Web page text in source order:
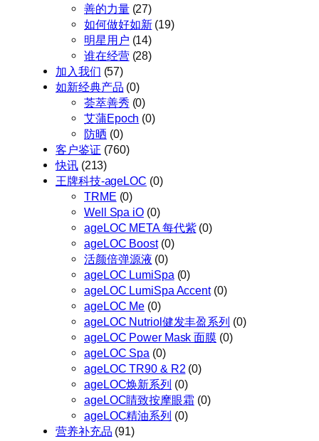
善的力量(27)
如何做好如新(19)
明星用户 (14)
谁在经营(28)
加入我们 (57)
如新经典产品 (0)
荟萃善秀 (0)
艾蒲Epoch (0)
防晒 (0)
客户鉴证 (760)
快讯(213)
王牌科技-ageLOC (0)
TRME (0)
Well Spa iO(0)
ageLOC META 每代紫(0)
ageLOC Boost(0)
活颜倍弹源液 (0)
ageLOC LumiSpa (0)
ageLOC LumiSpa Accent(0)
ageLOC Me (0)
ageLOC Nutriol健发丰盈系列 (0)
ageLOC Power Mask 面膜 (0)
ageLOC Spa (0)
ageLOC TR90 & R2 (0)
ageLOC焕新系列 (0)
ageLOC睛致按摩眼霜 (0)
ageLOC精油系列 (0)
营养补充品 (91)